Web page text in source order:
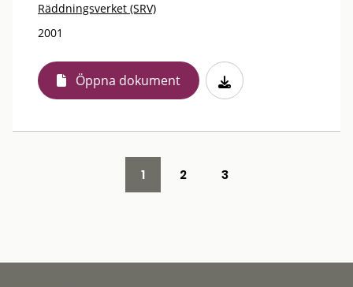
Räddningsverket (SRV)
2001
Öppna dokument
1 2 3